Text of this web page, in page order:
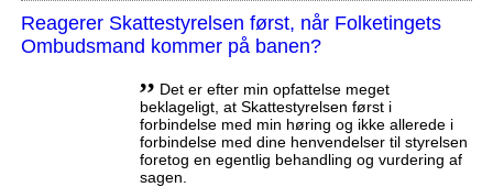
Reagerer Skattestyrelsen først, når Folketingets
Ombudsmand kommer på banen?
,, Det er efter min opfattelse meget
beklageligt, at Skattestyrelsen først i
forbindelse med min høring og ikke allerede i
forbindelse med dine henvendelser til styrelsen
foretog en egentlig behandling og vurdering af
sagen.